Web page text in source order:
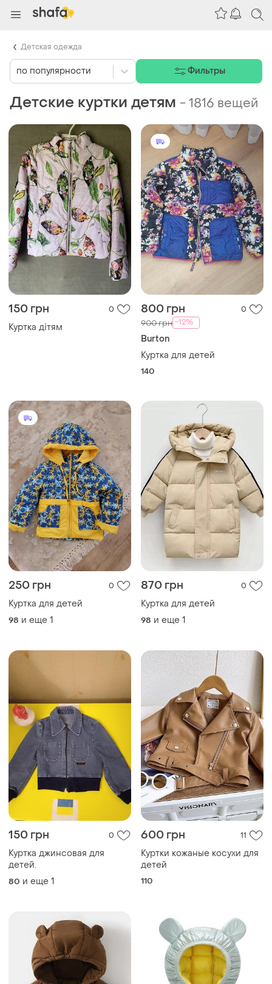
Детские куртки детям -1816 вещей
150 грн 0
Куртка дітям
800 грн 0
900 грн -12%
Burton
Куртка для детей
140
250 грн 0
Куртка для детей
98 и еще 1
870 грн 0
Куртка для детей
98 и еще 1
150 грн 0
Куртка джинсовая для
детей.
80 и еще 1
600 грн 11
Куртки кожаные косухи для
детей
110
по популярности Фильтры
Детская одежда